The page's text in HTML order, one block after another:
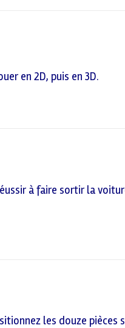
en 2D, puis en 3D.
à faire sortir la
les douze pièces